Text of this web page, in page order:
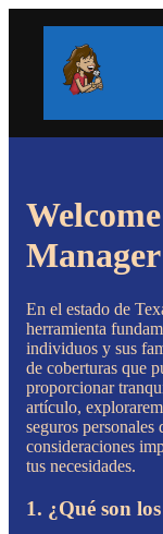
Manager
En el estado de
herramienta
individuos y sus
de coberturas que
proporcionar
artículo,
seguros personales
consideraciones
tus necesidades.
1. ¿Qué son